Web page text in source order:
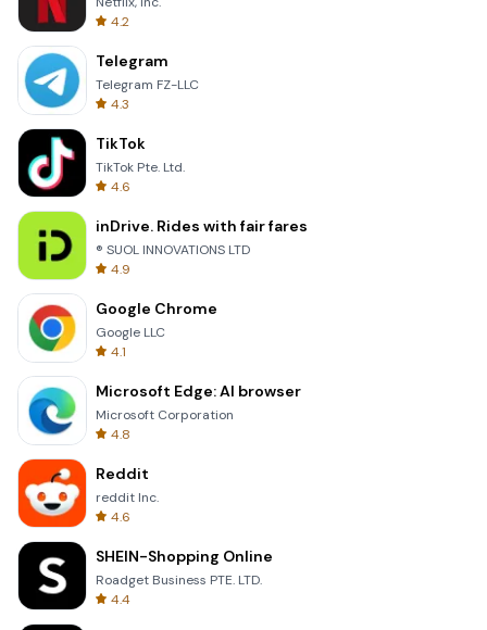
4.2
Telegram
Telegram FZ-LLC
4.3
TikTok
TikTok Pte. Ltd.
4.6
inDrive. Rides with fair fares
® SUOL INNOVATIONS LTD
4.9
Google Chrome
Google LLC
4.1
Microsoft Edge: AI browser
Microsoft Corporation
4.8
Reddit
reddit Inc.
4.6
SHEIN-Shopping Online
Roadget Business PTE. LTD.
4.4